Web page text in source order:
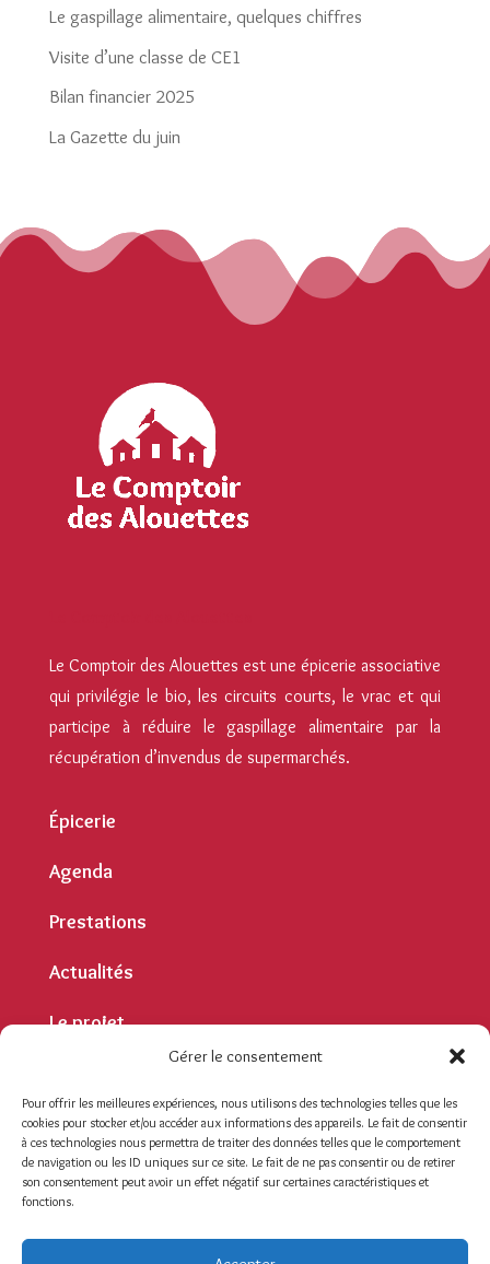
Gérer le consentement
Pour offrir les meilleures expériences, nous utilisons des technologies telles que les
cookies pour stocker et/ou accéder aux informations des appareils. Le fait de consentir
à ces technologies nous permettra de traiter des données telles que le comportement
de navigation ou les ID uniques sur ce site. Le fait de ne pas consentir ou de retirer
son consentement peut avoir un effet négatif sur certaines caractéristiques et
fonctions.
Le gaspillage alimentaire, quelques chiffres
Visite d’une classe de CE1
Bilan financier 2025
La Gazette du juin
Le Comptoir des Alouettes est une épicerie associative
qui privilégie le bio, les circuits courts, le vrac et qui
participe à réduire le gaspillage alimentaire par la
récupération d’invendus de supermarchés.
Épicerie
Agenda
Prestations
Actualités
Le projet
Contact
Mentions légales